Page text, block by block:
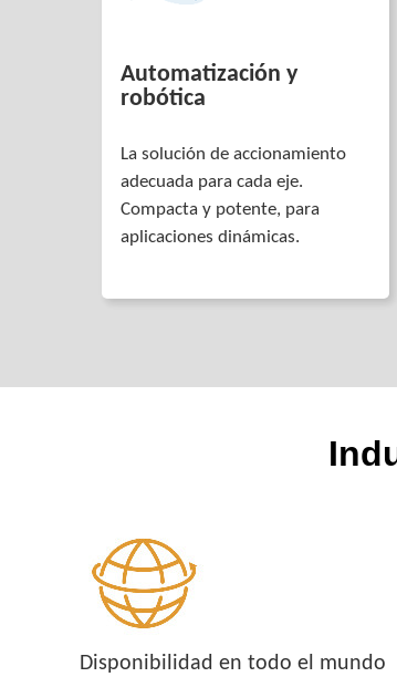
Automatización y
robótica
La solución de accionamiento
adecuada para cada eje.
Compacta y potente, para
aplicaciones dinámicas.
Disponibilidad en todo el mundo